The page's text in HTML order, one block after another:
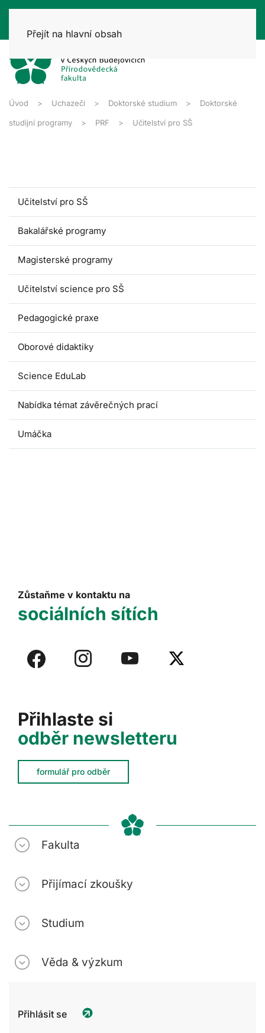
Přejít na hlavní obsah
Úvod Uchazeči Doktorské studium Doktorské
studijní programy PRF Učitelství pro SŠ
Učitelství pro SŠ
Bakalářské programy
Magisterské programy
Učitelství science pro SŠ
Pedagogické praxe
Oborové didaktiky
Science EduLab
Nabídka témat závěrečných prací
Umáčka
Přihlaste si
odběr newsletteru
formulář pro odběr
Zůstaňme v kontaktu na
sociálních sítích
Fakulta
Přijímací zkoušky
Studium
Věda & výzkum
Přihlásit se